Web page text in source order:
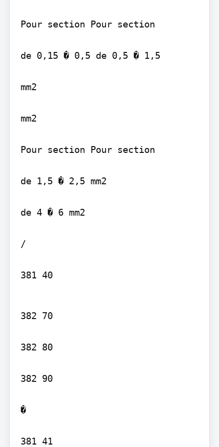
Pour section Pour section
de 0,15 � 0,5 de 0,5 � 1,5
mm2
mm2
Pour section Pour section
de 1,5 � 2,5 mm2
de 4 � 6 mm2
/
381 40
382 70
382 80
382 90
�
381 41